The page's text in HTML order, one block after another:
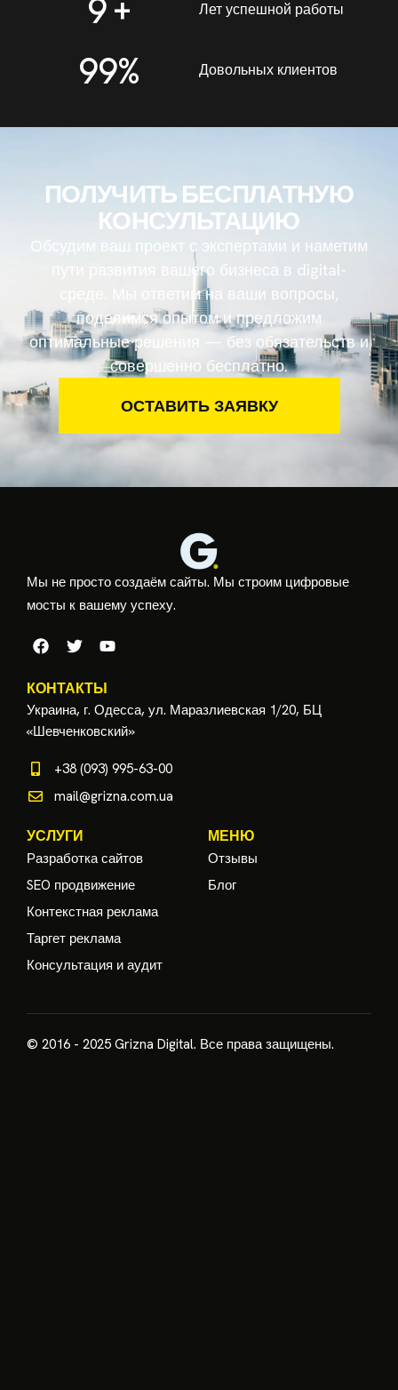
Лет успешной работы
9 +
Довольных клиентов
99%
ПОЛУЧИТЬ БЕСПЛАТНУЮ
КОНСУЛЬТАЦИЮ
Обсудим ваш проект с экспертами и наметим
пути развития вашего бизнеса в digital-
среде. Мы ответим на ваши вопросы,
поделимся опытом и предложим
оптимальные решения — без обязательств и
совершенно бесплатно.
ОСТАВИТЬ ЗАЯВКУ
Мы не просто создаём сайты. Мы строим цифровые
мосты к вашему успеху.
КОНТАКТЫ
Украина, г. Одесса, ул. Маразлиевская 1/20, БЦ
«Шевченковский»
+38 (093) 995-63-00
mail@grizna.com.ua
УСЛУГИ
Разработка сайтов
SEO продвижение
Контекстная реклама
Таргет реклама
Консультация и аудит
МЕНЮ
Отзывы
Блог
© 2016 - 2025 Grizna Digital. Все права защищены.